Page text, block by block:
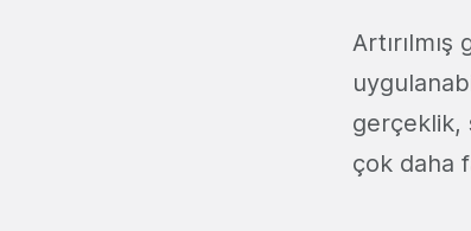
gerçeklik,
çok daha